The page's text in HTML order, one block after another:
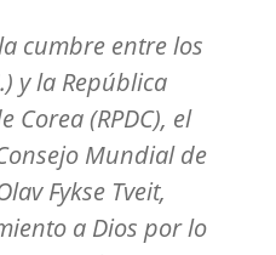
cumbre entre los
y la República
Corea (RPDC), el
Mundial de
Fykse Tveit,
a Dios por lo